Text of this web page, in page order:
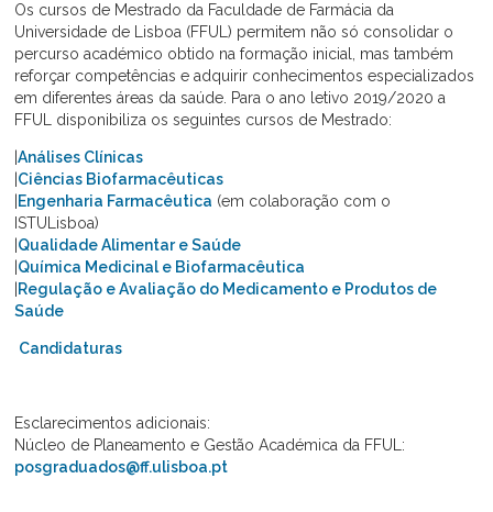
Os cursos de Mestrado da Faculdade de Farmácia da
Universidade de Lisboa (FFUL) permitem não só consolidar o
percurso académico obtido na formação inicial, mas também
reforçar competências e adquirir conhecimentos especializados
em diferentes áreas da saúde. Para o ano letivo 2019/2020 a
FFUL disponibiliza os seguintes cursos de Mestrado:
|Análises Clínicas
Ciências Biofarmacêuticas
Engenharia Farmacêutica (em colaboração com o
ISTULisboa)
Qualidade Alimentar e Saúde
Química Medicinal e Biofarmacêutica
Regulação e Avaliação do Medicamento e Produtos de
Saúde
Candidaturas
Esclarecimentos adicionais:
Núcleo de Planeamento e Gestão Académica da FFUL:
posgraduados@ff.ulisboa.pt